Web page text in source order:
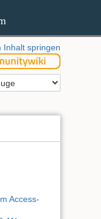
Inhalt springen
Access-